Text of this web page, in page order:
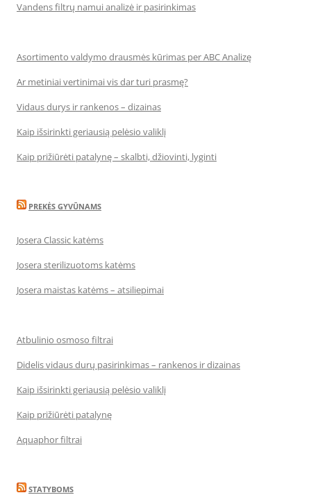
Vandens filtrų namui analizė ir pasirinkimas
Asortimento valdymo drausmės kūrimas per ABC Analizę
Ar metiniai vertinimai vis dar turi prasmę?
Vidaus durys ir rankenos – dizainas
Kaip išsirinkti geriausią pelėsio valiklį
Kaip prižiūrėti patalynę – skalbti, džiovinti, lyginti
PREKĖS GYVŪNAMS
Josera Classic katėms
Josera sterilizuotoms katėms
Josera maistas katėms – atsiliepimai
Atbulinio osmoso filtrai
Didelis vidaus durų pasirinkimas – rankenos ir dizainas
Kaip išsirinkti geriausią pelėsio valiklį
Kaip prižiūrėti patalynę
Aquaphor filtrai
STATYBOMS